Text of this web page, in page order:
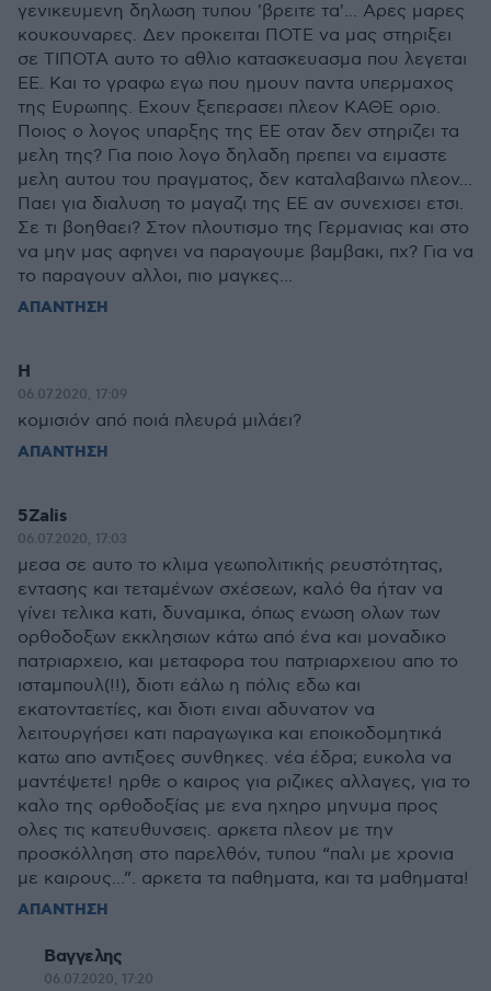
γενικευμενη δηλωση τυπου 'βρειτε τα'... Αρες μαρες
κουκουναρες. Δεν προκειται ΠΟΤΕ να μας στηριξει
σε ΤΙΠΟΤΑ αυτο το αθλιο κατασκευασμα που λεγεται
ΕΕ. Και το γραφω εγω που ημουν παντα υπερμαχος
της Ευρωπης. Εχουν ξεπερασει πλεον ΚΑΘΕ οριο.
Ποιος ο λογος υπαρξης της ΕΕ οταν δεν στηριζει τα
μελη της? Για ποιο λογο δηλαδη πρεπει να ειμαστε
μελη αυτου του πραγματος, δεν καταλαβαινω πλεον...
Παει για διαλυση το μαγαζι της ΕΕ αν συνεχισει ετσι.
Σε τι βοηθαει? Στον πλουτισμο της Γερμανιας και στο
να μην μας αφηνει να παραγουμε βαμβακι, πχ? Για να
το παραγουν αλλοι, πιο μαγκες...
ΑΠΑΝΤΗΣΗ
Η
06.07.2020, 17:09
κομισιόν από ποιά πλευρά μιλάει?
ΑΠΑΝΤΗΣΗ
5Zalis
06.07.2020, 17:03
μεσα σε αυτο το κλιμα γεωπολιτικής ρευστότητας,
εντασης και τεταμένων σχέσεων, καλό θα ήταν να
γίνει τελικα κατι, δυναμικα, όπως ενωση ολων των
ορθοδοξων εκκλησιων κάτω από ένα και μοναδικο
πατριαρχειο, και μεταφορα του πατριαρχειου απο το
ισταμπουλ(!!), διοτι εάλω η πόλις εδω και
εκατονταετίες, και διοτι ειναι αδυνατον να
λειτουργήσει κατι παραγωγικα και εποικοδομητικά
κατω απο αντιξοες συνθηκες. νέα έδρα; ευκολα να
μαντέψετε! ηρθε o καιρος για ριζικες αλλαγες, για το
καλο της ορθοδοξίας με ενα ηχηρο μηνυμα προς
ολες τις κατευθυνσεις. αρκετα πλεον με την
προσκόλληση στο παρελθόν, τυπου “παλι με χρονια
με καιρους...”. αρκετα τα παθηματα, και τα μαθηματα!
ΑΠΑΝΤΗΣΗ
Βαγγελης
06.07.2020, 17:20